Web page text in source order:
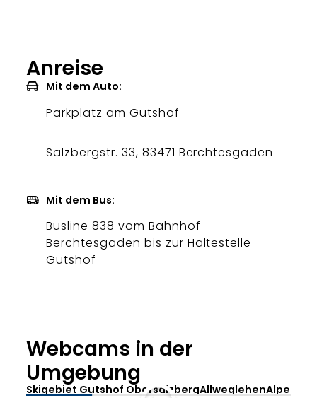
Anreise
Mit dem Auto:
Parkplatz am Gutshof
Salzbergstr. 33, 83471 Berchtesgaden
Mit dem Bus:
Busline 838 vom Bahnhof
Berchtesgaden bis zur Haltestelle
Gutshof
Webcams in der
Umgebung
Skigebiet Gutshof ObersalzbergAllweglehen